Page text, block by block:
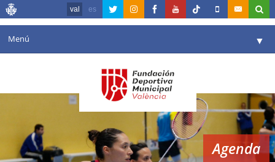
val es
Menú ▼
Agenda
Instal·lacions ▼
Comunicació ▼
Agenda